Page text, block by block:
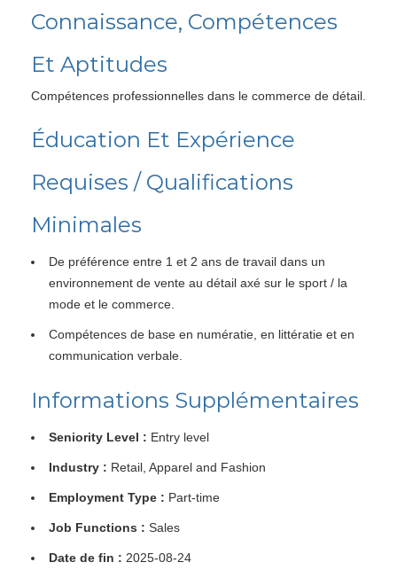
Connaissance, Compétences
Et Aptitudes
Compétences professionnelles dans le commerce de détail.
Éducation Et Expérience
Requises / Qualifications
Minimales
De préférence entre 1 et 2 ans de travail dans un
environnement de vente au détail axé sur le sport / la
mode et le commerce.
Compétences de base en numératie, en littératie et en
communication verbale.
Informations Supplémentaires
Seniority Level : Entry level
Industry : Retail, Apparel and Fashion
Employment Type : Part-time
Job Functions : Sales
Date de fin : 2025-08-24